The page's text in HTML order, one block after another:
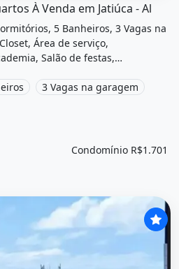
À Venda em Jatiúca - Al
5 Banheiros, 3 Vagas na
Área de serviço,
Salão de festas,
e Condomínio por
3 Vagas na garagem
Condomínio R$1.701